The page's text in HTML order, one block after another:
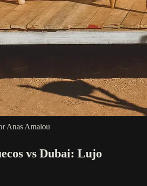
Anas Amalou
vs Dubai: Lujo